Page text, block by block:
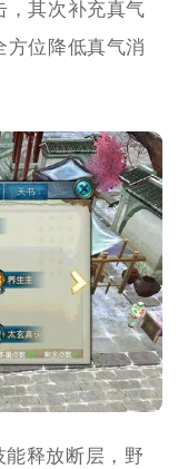
，其次补充真气
方位降低真气消
释放断层，野